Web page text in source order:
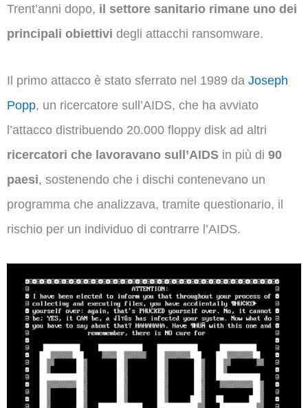
Trent’anni dopo, il settore sanitario rimane uno dei
principali obiettivi degli attacchi ransomware.
Il primo attacco è stato sferrato nel 1989 da Joseph
Popp, un ricercatore sull’AIDS, che ha avviato
l’attacco distribuendo 20.000 floppy disk ad altri
ricercatori che lavoravano sull’AIDS in più di 90
paesi, sostenendo che i dischi contenevano un
programma che analizzava, tramite questionario, il
rischio per un individuo di contrarre l’AIDS.